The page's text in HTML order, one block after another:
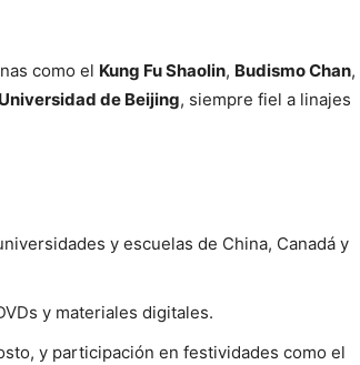
como el Kung Fu Shaolin, Budismo Chan,
de Beijing, siempre fiel a linajes
y escuelas de China, Canadá y
y materiales digitales.
y participación en festividades como el